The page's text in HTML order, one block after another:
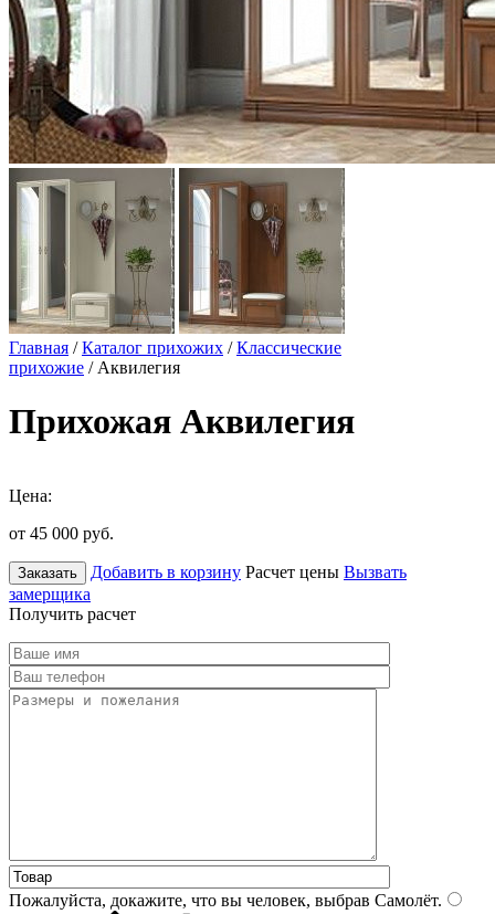
Главная /Каталог прихожих /Классические
прихожие / Аквилегия
Прихожая Аквилегия
Цена:
от 45 000 руб.
Заказать Добавить в корзину Расчет цены Вызвать
замерщика
Получить расчет
Пожалуйста, докажите, что вы человек, выбрав Самолёт.